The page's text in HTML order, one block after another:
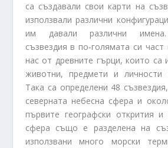
са създавали свои карти на
използвали различни
им давали различни имена.
съзвездия в по-голямата си част
нас от древните гърци, които са
животни, предмети и личности
Така са определени 48
северната небесна сфера и
първите географски открития
сфера също е разделена на
използвани много морски